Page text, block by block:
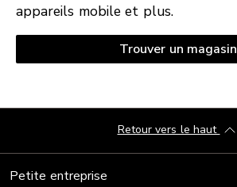
appareils mobile et plus.
Trouver un magasin
Petite entreprise
Retour vers le haut